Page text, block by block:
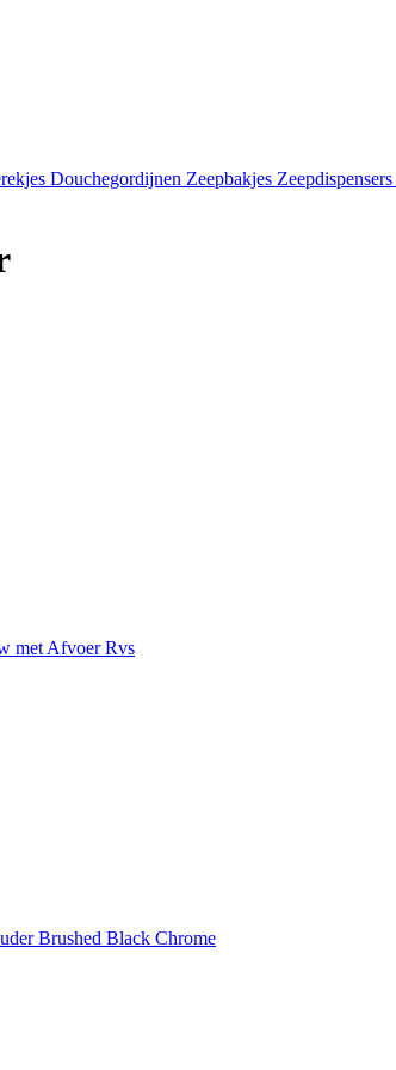
Douchegordijnen Zeepbakjes Zeepdispensers
met Afvoer Rvs
Brushed Black Chrome